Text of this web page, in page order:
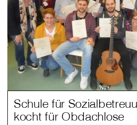
Schule für
kocht für Obdachlose